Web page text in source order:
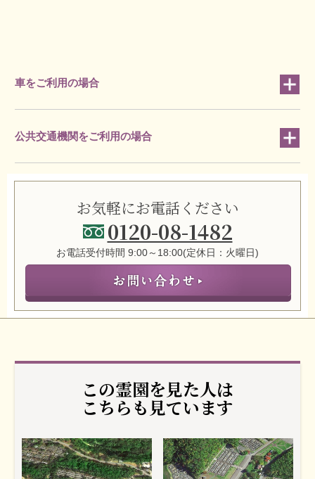
車をご利用の場合
公共交通機関をご利用の場合
お気軽にお電話ください
0120-08-1482
お電話受付時間 9:00～18:00(定休日：火曜日)
この霊園を見た人は
こちらも見ています